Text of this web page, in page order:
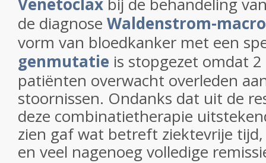
de diagnose Waldenstrom-
vorm van bloedkanker met een
genmutatie is stopgezet omdat
patiënten overwacht overleden
stoornissen. Ondanks dat uit de
deze combinatietherapie
zien gaf wat betreft ziektevrije
en veel nagenoeg volledige